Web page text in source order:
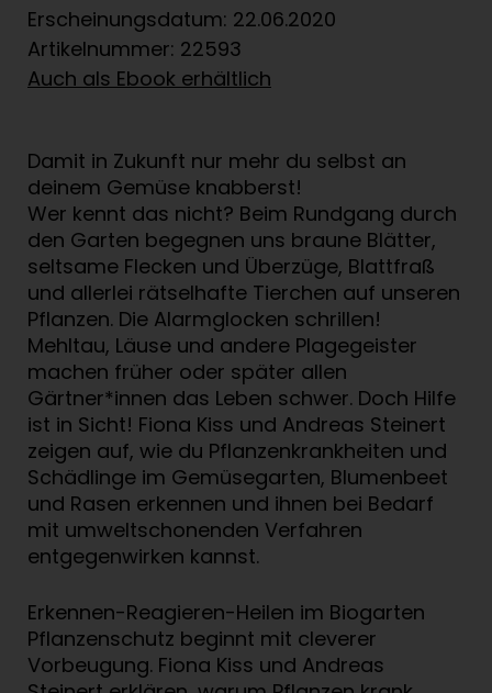
Erscheinungsdatum: 22.06.2020
Artikelnummer: 22593
Auch als Ebook erhältlich
Damit in Zukunft nur mehr du selbst an
deinem Gemüse knabberst!
Wer kennt das nicht? Beim Rundgang durch
den Garten begegnen uns braune Blätter,
seltsame Flecken und Überzüge, Blattfraß
und allerlei rätselhafte Tierchen auf unseren
Pflanzen. Die Alarmglocken schrillen!
Mehltau, Läuse und andere Plagegeister
machen früher oder später allen
Gärtner*innen das Leben schwer. Doch Hilfe
ist in Sicht! Fiona Kiss und Andreas Steinert
zeigen auf, wie du Pflanzenkrankheiten und
Schädlinge im Gemüsegarten, Blumenbeet
und Rasen erkennen und ihnen bei Bedarf
mit umweltschonenden Verfahren
entgegenwirken kannst.
Erkennen-Reagieren-Heilen im Biogarten
Pflanzenschutz beginnt mit cleverer
Vorbeugung. Fiona Kiss und Andreas